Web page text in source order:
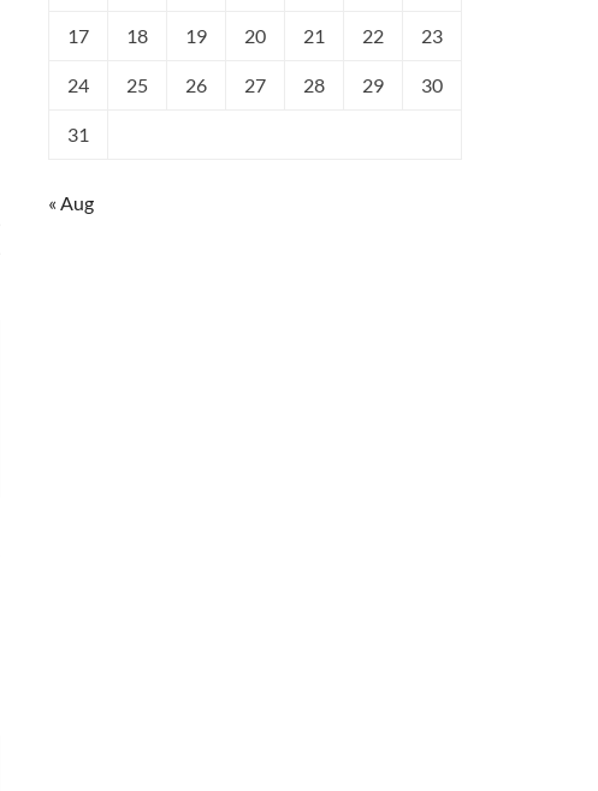
17 18 19 20 21 22 23
24 25 26 27 28 29 30
31
« Aug